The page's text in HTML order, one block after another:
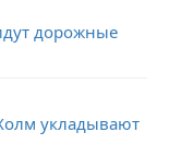
дорожные
укладывают